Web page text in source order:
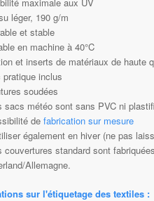
léger, 190 g/m
et stable
en machine à 40°C
et inserts de matériaux de haute
pratique inclus
soudées
sacs météo sont sans PVC ni
de fabrication sur mesure
également en hiver (ne pas
couvertures standard sont
Allemagne.
sur l'étiquetage des textiles :